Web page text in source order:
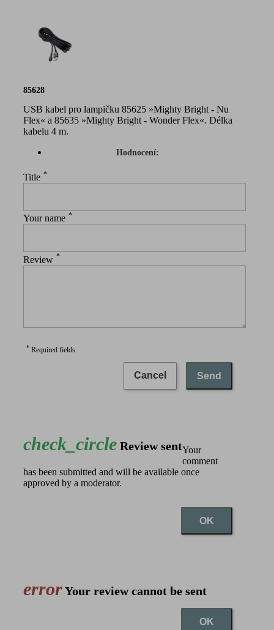
85628
USB kabel pro lampičku 85625 »Mighty Bright - Nu
Flex« a 85635 »Mighty Bright - Wonder Flex«. Délka
kabelu 4 m.
Hodnocení:
Title *
Your name *
Review *
* Required fields
Cancel Send
check_circle Review sentYour
comment
has been submitted and will be available once
approved by a moderator.
OK
errorYour review cannot be sent
OK